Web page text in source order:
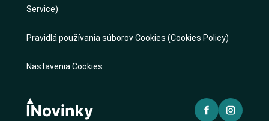
Service)
Pravidlá používania súborov Cookies (Cookies Policy)
Nastavenia Cookies